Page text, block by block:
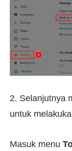
2. Selanjutnya
untuk
Masuk menu